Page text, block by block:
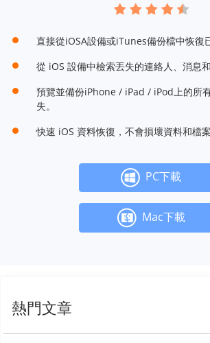
直接從iOSA設備或iTunes備份檔中恢復
從 iOS 設備中檢索丟失的連絡人、消息和
預覽並備份iPhone / iPad / iPod上的所
失。
快速 iOS 資料恢復，不會損壞資料和檔案
PC下載
Mac下載
熱門文章